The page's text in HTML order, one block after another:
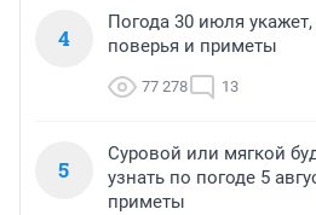
4
Погода 30 июля
поверья и приметы
77 278 13
5
Суровой или мягкой
узнать по погоде 5
приметы